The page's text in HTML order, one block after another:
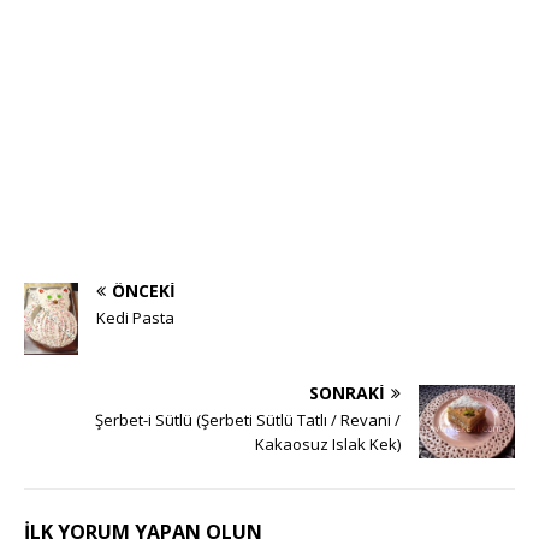
ÖNCEKI
Kedi Pasta
SONRAKI
Şerbet-i Sütlü (Şerbeti Sütlü Tatlı / Revani /
Kakaosuz Islak Kek)
İLK YORUM YAPAN OLUN